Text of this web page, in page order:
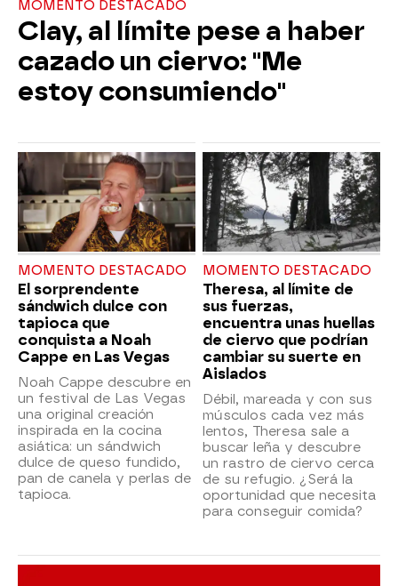
MOMENTO DESTACADO
Clay, al límite pese a haber
cazado un ciervo: "Me
estoy consumiendo"
MOMENTO DESTACADO
El sorprendente
sándwich dulce con
tapioca que
conquista a Noah
Cappe en Las Vegas
Noah Cappe descubre en
un festival de Las Vegas
una original creación
inspirada en la cocina
asiática: un sándwich
dulce de queso fundido,
pan de canela y perlas de
tapioca.
MOMENTO DESTACADO
Theresa, al límite de
sus fuerzas,
encuentra unas huellas
de ciervo que podrían
cambiar su suerte en
Aislados
Débil, mareada y con sus
músculos cada vez más
lentos, Theresa sale a
buscar leña y descubre
un rastro de ciervo cerca
de su refugio. ¿Será la
oportunidad que necesita
para conseguir comida?